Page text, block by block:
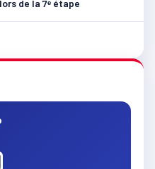
de la 7ᵉ étape